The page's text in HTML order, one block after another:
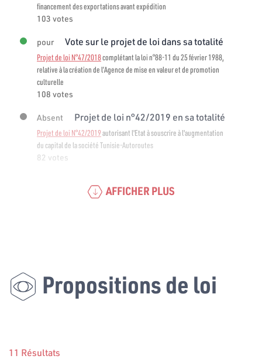
financement des exportations avant expédition
103 votes
pour Vote sur le projet de loi dans sa totalité
Projet de loi N°47/2018complétant la loi n°88-11 du 25 février 1988,
relative à la création de l’Agence de mise en valeur et de promotion
culturelle
108 votes
Absent Projet de loi n°42/2019 en sa totalité
Projet de loi N°42/2019autorisant l'Etat à souscrire à l'augmentation
du capital de la société Tunisie-Autoroutes
82 votes
AFFICHER PLUS
Propositions de loi
11 Résultats